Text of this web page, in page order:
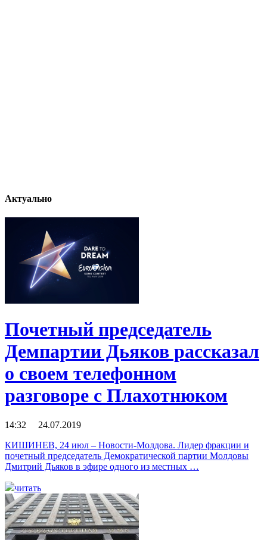
Актуально
Почетный председатель
Демпартии Дьяков рассказал
о своем телефонном
разговоре с Плахотнюком
14:32 24.07.2019
КИШИНЕВ, 24 июл – Новости-Молдова. Лидер фракции и
почетный председатель Демократической партии Молдовы
Дмитрий Дьяков в эфире одного из местных …
читать